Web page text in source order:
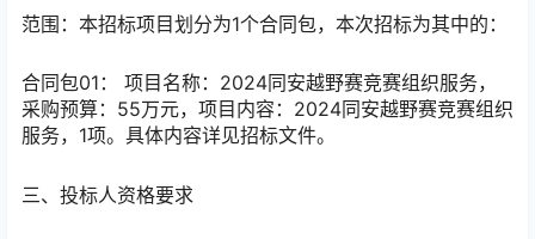
范围：本招标项目划分为1个合同包，本次招标为其中的：
合同包01 ： 项目名称： 2024同安越野赛竞赛组织服务，
采购预算： 55万元，项目内容： 2024同安越野赛竞赛组织
服务，1项。具体内容详见招标文件。
三、投标人资格要求